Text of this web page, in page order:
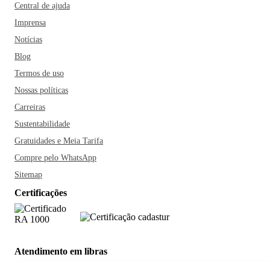
Central de ajuda
Imprensa
Notícias
Blog
Termos de uso
Nossas políticas
Carreiras
Sustentabilidade
Gratuidades e Meia Tarifa
Compre pelo WhatsApp
Sitemap
Certificações
Atendimento em libras